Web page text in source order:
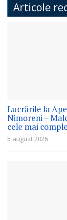
Articole
Lucrările la
Nimoreni –
cele mai
5 august 2026